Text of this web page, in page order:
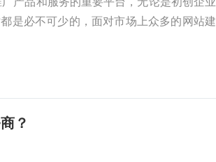
是必不可少的，面对市场上众多的网站建
？